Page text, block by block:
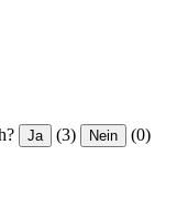
Ja (3) Nein (0)